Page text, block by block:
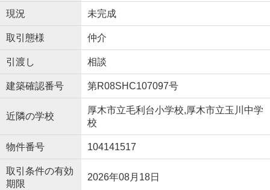
現況 未完成
取引態様 仲介
引渡し 相談
建築確認番号 第R08SHC107097号
近隣の学校
厚木市立毛利台小学校,厚木市立玉川中学
校
物件番号 104141517
取引条件の有効
期限
2026年08月18日